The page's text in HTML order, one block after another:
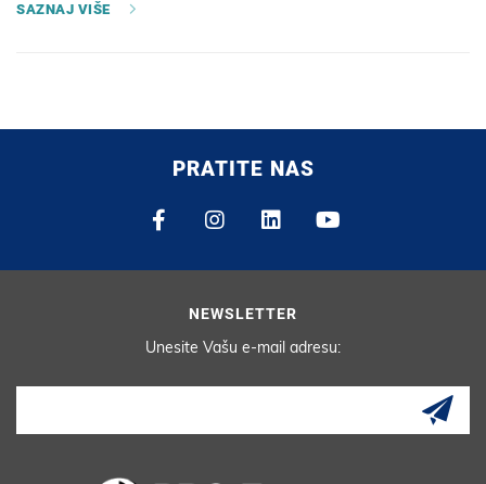
SAZNAJ VIŠE
PRATITE NAS
NEWSLETTER
Unesite Vašu e-mail adresu: